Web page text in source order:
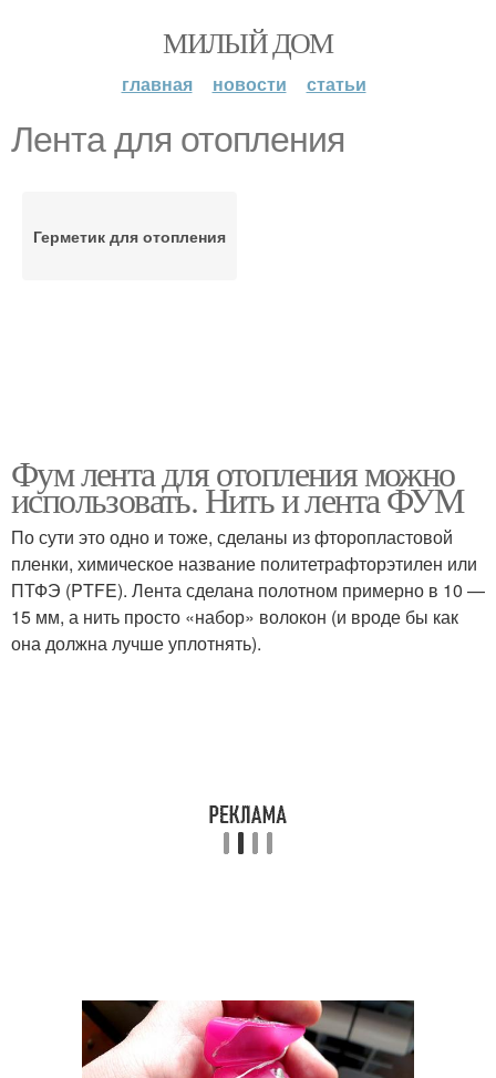
МИЛЫЙ ДОМ
главная новости статьи
Лента для отопления
Герметик для отопления
Фум лента для отопления можно
использовать. Нить и лента ФУМ
По сути это одно и тоже, сделаны из фторопластовой
пленки, химическое название политетрафторэтилен или
ПТФЭ (PTFE). Лента сделана полотном примерно в 10 —
15 мм, а нить просто «набор» волокон (и вроде бы как
она должна лучше уплотнять).